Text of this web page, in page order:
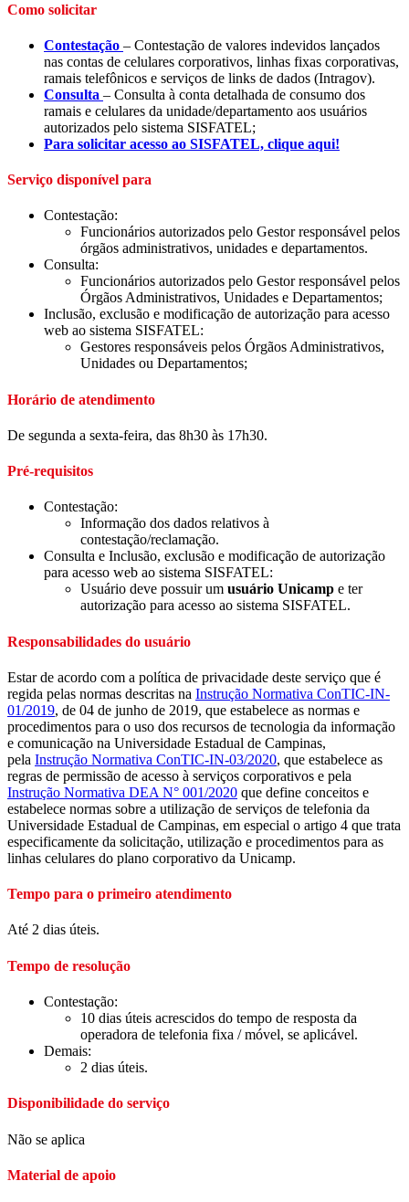
Como solicitar
Contestação – Contestação de valores indevidos lançados
nas contas de celulares corporativos, linhas fixas corporativas,
ramais telefônicos e serviços de links de dados (Intragov).
Consulta – Consulta à conta detalhada de consumo dos
ramais e celulares da unidade/departamento aos usuários
autorizados pelo sistema SISFATEL;
Para solicitar acesso ao SISFATEL, clique aqui!
Serviço disponível para
Contestação:
Funcionários autorizados pelo Gestor responsável pelos
órgãos administrativos, unidades e departamentos.
Consulta:
Funcionários autorizados pelo Gestor responsável pelos
Órgãos Administrativos, Unidades e Departamentos;
Inclusão, exclusão e modificação de autorização para acesso
web ao sistema SISFATEL:
Gestores responsáveis pelos Órgãos Administrativos,
Unidades ou Departamentos;
Horário de atendimento
De segunda a sexta-feira, das 8h30 às 17h30.
Pré-requisitos
Contestação:
Informação dos dados relativos à
contestação/reclamação.
Consulta e Inclusão, exclusão e modificação de autorização
para acesso web ao sistema SISFATEL:
Usuário deve possuir um usuário Unicamp e ter
autorização para acesso ao sistema SISFATEL.
Responsabilidades do usuário
Estar de acordo com a política de privacidade deste serviço que é
regida pelas normas descritas na Instrução Normativa ConTIC-IN-
01/2019, de 04 de junho de 2019, que estabelece as normas e
procedimentos para o uso dos recursos de tecnologia da informação
e comunicação na Universidade Estadual de Campinas,
pela Instrução Normativa ConTIC-IN-03/2020, que estabelece as
regras de permissão de acesso à serviços corporativos e pela
Instrução Normativa DEA N° 001/2020 que define conceitos e
estabelece normas sobre a utilização de serviços de telefonia da
Universidade Estadual de Campinas, em especial o artigo 4 que trata
especificamente da solicitação, utilização e procedimentos para as
linhas celulares do plano corporativo da Unicamp.
Tempo para o primeiro atendimento
Até 2 dias úteis.
Tempo de resolução
Contestação:
10 dias úteis acrescidos do tempo de resposta da
operadora de telefonia fixa / móvel, se aplicável.
Demais:
2 dias úteis.
Disponibilidade do serviço
Não se aplica
Material de apoio